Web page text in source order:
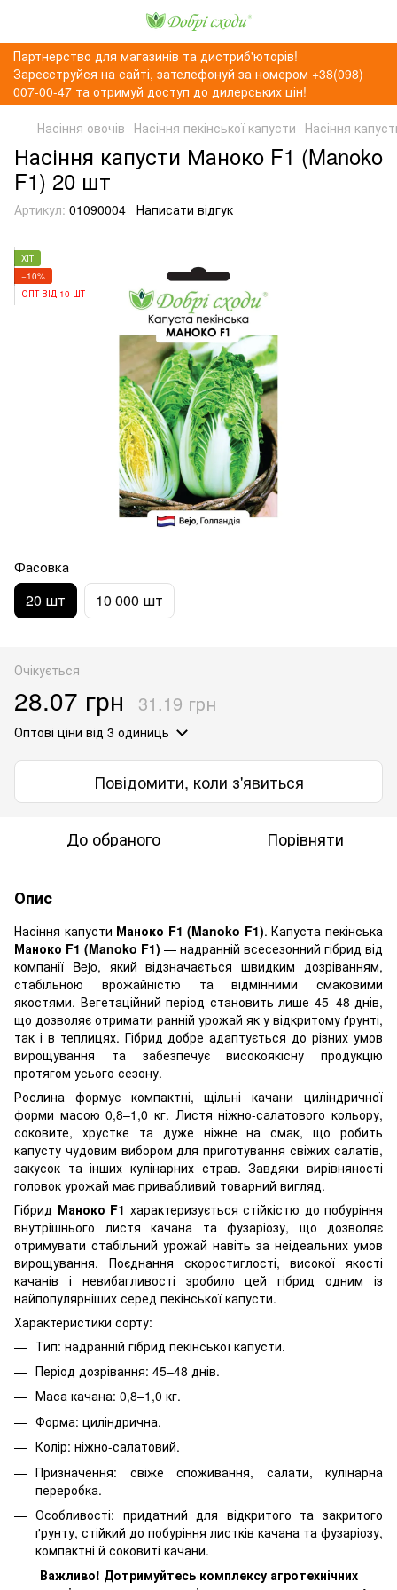
Партнерство для магазинів та дистриб'юторів!
Зареєструйся на сайті, зателефонуй за номером +38(098)
007-00-47 та отримуй доступ до дилерських цін!
Насіння овочів Насіння пекінської капусти Насіння
Насіння капусти Маноко F1 (Manoko
F1) 20 шт
Артикул: 01090004 Написати відгук
ХІТ
−10%
ОПТ ВІД 10 ШТ
Фасовка
20 шт 10 000 шт
Очікується
28.07 грн 31.19 грн
Оптові ціни від 3 одиниць
Повідомити, коли з'явиться
До обраного Порівняти
Опис
Насіння капусти Маноко F1 (Manoko F1). Капуста пекінська
Маноко F1 (Manoko F1) — надранній всесезонний гібрид від
компанії Bejo, який відзначається швидким дозріванням,
стабільною врожайністю та відмінними смаковими
якостями. Вегетаційний період становить лише 45–48 днів,
що дозволяє отримати ранній урожай як у відкритому ґрунті,
так і в теплицях. Гібрид добре адаптується до різних умов
вирощування та забезпечує високоякісну продукцію
протягом усього сезону.
Рослина формує компактні, щільні качани циліндричної
форми масою 0,8–1,0 кг. Листя ніжно-салатового кольору,
соковите, хрустке та дуже ніжне на смак, що робить
капусту чудовим вибором для приготування свіжих салатів,
закусок та інших кулінарних страв. Завдяки вирівняності
головок урожай має привабливий товарний вигляд.
Гібрид Маноко F1 характеризується стійкістю до побуріння
внутрішнього листя качана та фузаріозу, що дозволяє
отримувати стабільний урожай навіть за неідеальних умов
вирощування. Поєднання скоростиглості, високої якості
качанів і невибагливості зробило цей гібрид одним із
найпопулярніших серед пекінської капусти.
Характеристики сорту:
Тип: надранній гібрид пекінської капусти.
Період дозрівання: 45–48 днів.
Маса качана: 0,8–1,0 кг.
Форма: циліндрична.
Колір: ніжно-салатовий.
Призначення: свіже споживання, салати, кулінарна
переробка.
Особливості: придатний для відкритого та закритого
ґрунту, стійкий до побуріння листків качана та фузаріозу,
компактні й соковиті качани.
Важливо! Дотримуйтесь комплексу агротехнічних